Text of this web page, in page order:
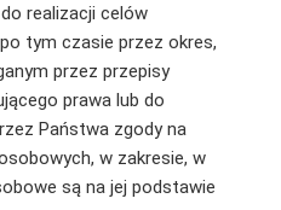
realizacji celów
tym czasie przez okres,
przez przepisy
prawa lub do
Państwa zgody na
w zakresie, w
są na jej podstawie